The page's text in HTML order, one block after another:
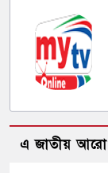
এ জাতীয়